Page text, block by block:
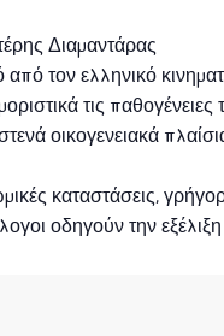
Διαμαντάρας
τον ελληνικό
τις παθογένειες
οικογενειακά
καταστάσεις,
οδηγούν την